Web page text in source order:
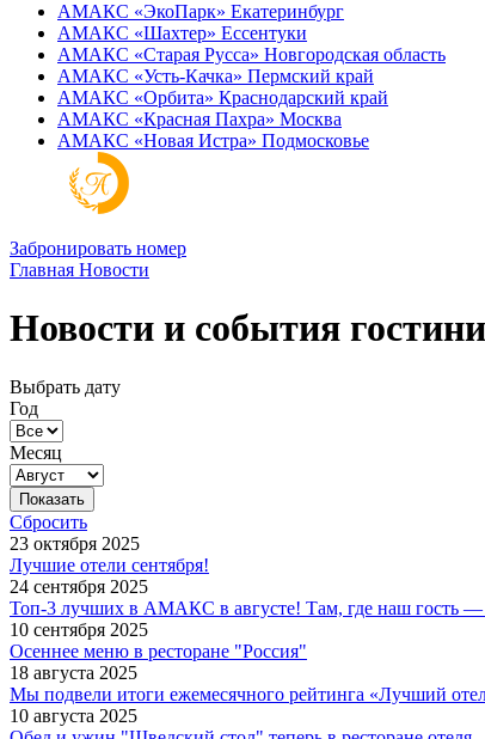
АМАКС «ЭкоПарк» Екатеринбург
АМАКС «‎Шахтер» Ессентуки
АМАКС «‎Старая Русса» Новгородская область
АМАКС «‎Усть-Качка» Пермский край
АМАКС «‎Орбита» Краснодарский край
АМАКС «‎Красная Пахра» Москва
АМАКС «‎Новая Истра» Подмосковье
Забронировать номер
Главная Новости
Новости и события
Выбрать дату
Год
Месяц
Сбросить
23 октября 2025
Лучшие отели сентября!
24 сентября 2025
Топ-3 лучших в АМАКС в августе! Там, где наш гость —
10 сентября 2025
Осеннее меню в ресторане "Россия"
18 августа 2025
Мы подвели итоги ежемесячного рейтинга «Лучший
10 августа 2025